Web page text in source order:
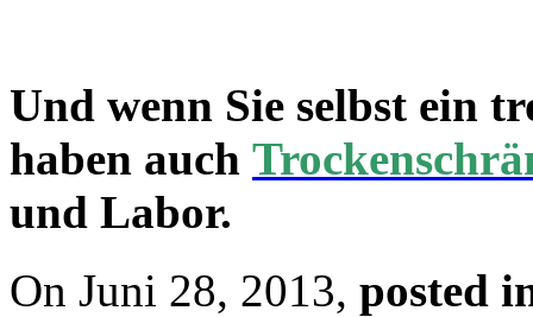
Und wenn Sie selbst ein
haben auch
und Labor.
On Juni 28, 2013, posted